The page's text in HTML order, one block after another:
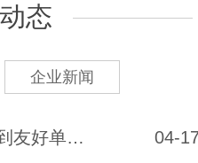
态
企业新闻
我公司主要工作岗位人员到友好单位宜兴九洲封头公司参观学习 04-